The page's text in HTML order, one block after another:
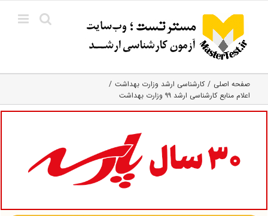
content
صفحه اصلی
کارشناسی ارشد وزارت بهداشت
اعلام منابع کارشناسی ارشد ۹۹ وزارت بهداشت